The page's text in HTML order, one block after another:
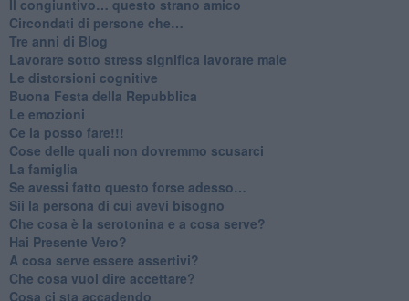
​Il congiuntivo… questo strano amico
​Circondati di persone che…
​Tre anni di Blog
​Lavorare sotto stress significa lavorare male
​Le distorsioni cognitive
​Buona Festa della Repubblica
Le emozioni
​Ce la posso fare!!!
​Cose delle quali non dovremmo scusarci
​La famiglia
​Se avessi fatto questo forse adesso…
​Sii la persona di cui avevi bisogno
Che cosa è la serotonina e a cosa serve?
​Hai Presente Vero?
A cosa serve essere assertivi?
​Che cosa vuol dire accettare?
​Cosa ci sta accadendo